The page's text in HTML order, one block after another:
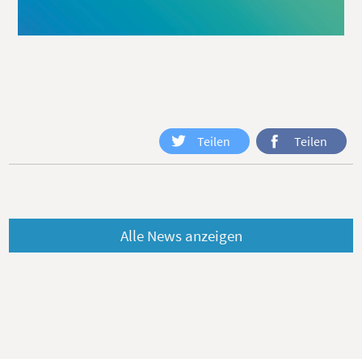
Teilen
Teilen
Alle News anzeigen